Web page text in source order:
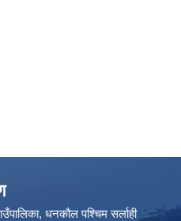
धनकौल पश्चिम सर्लाही